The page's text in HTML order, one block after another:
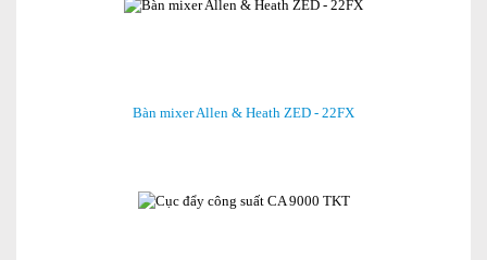
Bàn mixer Allen & Heath ZED - 22FX